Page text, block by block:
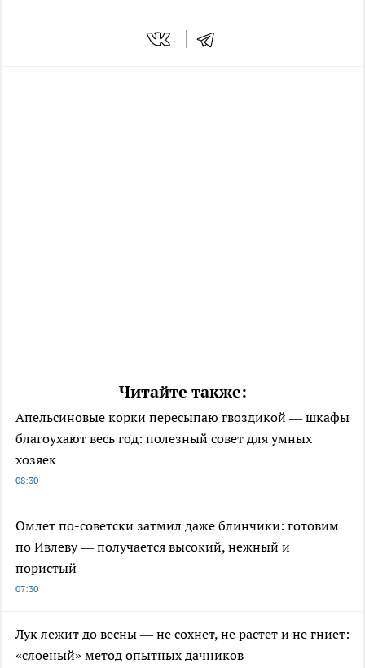
Читайте также:
Апельсиновые корки пересыпаю гвоздикой — шкафы
благоухают весь год: полезный совет для умных
хозяек
08:30
Омлет по-советски затмил даже блинчики: готовим
по Ивлеву — получается высокий, нежный и
пористый
07:30
Лук лежит до весны — не сохнет, не растет и не гниет:
«слоеный» метод опытных дачников